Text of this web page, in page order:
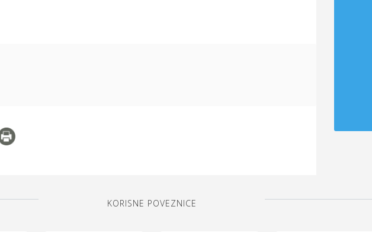
KORISNE POVEZNICE